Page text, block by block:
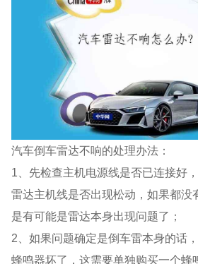
汽车倒车雷达不响的处理办法：
1、先检查主机电源线是否已连接好
雷达主机线是否出现松动，如果都没
是有可能是雷达本身出现问题了；
2、如果问题确定是倒车雷本身的话
蜂鸣器坏了，这需要单独购买一个蜂